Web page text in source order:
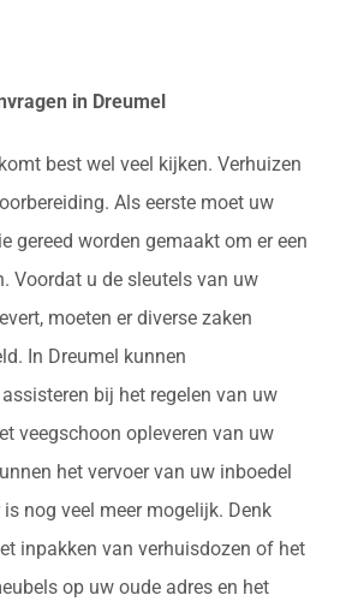
in Dreumel
best wel veel kijken. Verhuizen
Als eerste moet uw
gereed worden gemaakt om er een
Voordat u de sleutels van uw
moeten er diverse zaken
In Dreumel kunnen
bij het regelen van uw
veegschoon opleveren van uw
het vervoer van uw inboedel
nog veel meer mogelijk. Denk
inpakken van verhuisdozen of het
op uw oude adres en het